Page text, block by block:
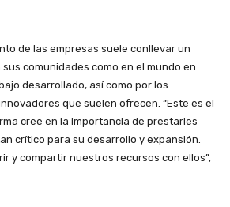
de las empresas suele conllevar un
comunidades como en el mundo en
desarrollado, así como por los
que suelen ofrecen. “Este es el
cree en la importancia de prestarles
crítico para su desarrollo y expansión.
y compartir nuestros recursos con ellos”,